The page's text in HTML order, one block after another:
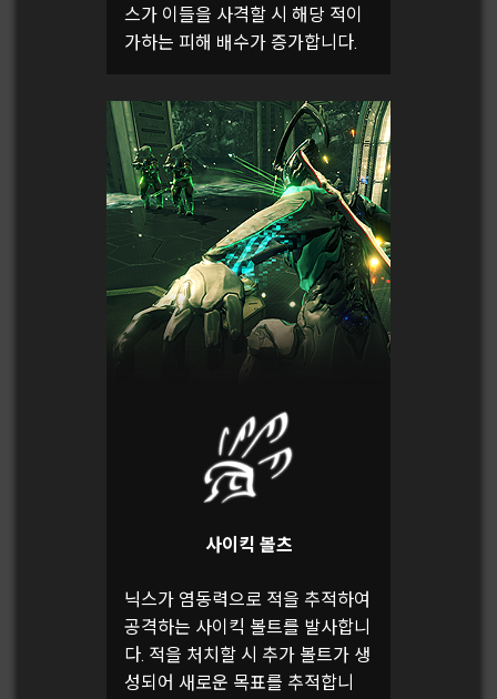
스가 이들을 사격할 시 해당 적이
가하는 피해 배수가 증가합니다.
사이킥 볼츠
닉스가 염동력으로 적을 추적하여
공격하는 사이킥 볼트를 발사합니
다. 적을 처치할 시 추가 볼트가 생
성되어 새로운 목표를 추적합니